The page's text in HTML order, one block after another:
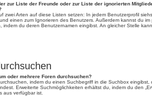
zur Liste der Freunde oder zur Liste der ignorierten
zwei Arten auf diese Listen setzen: In jedem Benutzerprofil
einen zum Ignorieren des Benutzers. Außerdem kannst du
indem du deren Benutzernamen eingibst. An gleicher Stelle
oder mehrere Foren durchsuchen?
indem du einen Suchbegriff in die Suchbox eingibst,
Erweiterte Suchmöglichkeiten erhältst du, indem du den
aus verfügbar ist.